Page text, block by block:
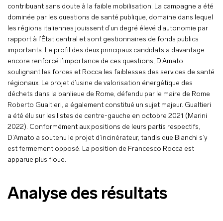
contribuant sans doute à la faible mobilisation. La campagne a été
dominée par les questions de santé publique, domaine dans lequel
les régions italiennes jouissent d’un degré élevé d’autonomie par
rapport à l’État central et sont gestionnaires de fonds publics
importants. Le profil des deux principaux candidats a davantage
encore renforcé l’importance de ces questions, D’Amato
soulignant les forces et Rocca les faiblesses des services de santé
régionaux. Le projet d’usine de valorisation énergétique des
déchets dans la banlieue de Rome, défendu par le maire de Rome
Roberto Gualtieri, a également constitué un sujet majeur. Gualtieri
a été élu sur les listes de centre-gauche en octobre 2021 (Marini
2022). Conformément aux positions de leurs partis respectifs,
D’Amato a soutenu le projet d’incinérateur, tandis que Bianchi s’y
est fermement opposé. La position de Francesco Rocca est
apparue plus floue.
Analyse des résultats